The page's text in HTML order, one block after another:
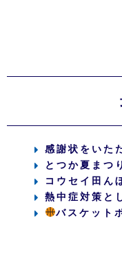
感謝状をいた
とつか夏まつり
コウセイ田ん
熱中症対策と
バスケット